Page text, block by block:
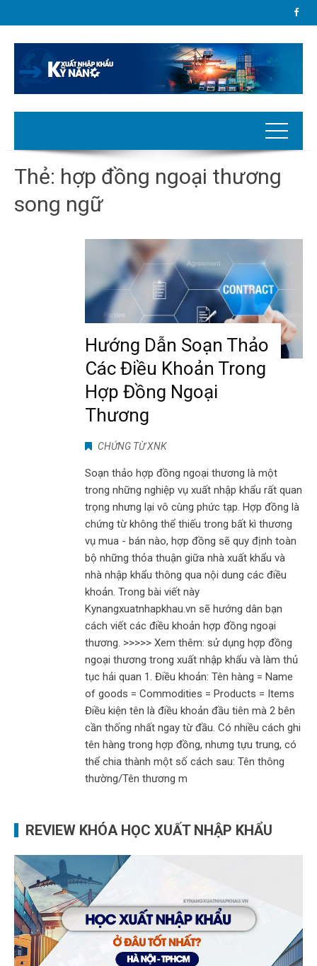
Thẻ: hợp đồng ngoại thương
song ngữ
Hướng Dẫn Soạn Thảo
Các Điều Khoản Trong
Hợp Đồng Ngoại
Thương
CHỨNG TỪ XNK
Soạn thảo hợp đồng ngoại thương là một
trong những nghiệp vụ xuất nhập khẩu rất quan
trọng nhưng lại vô cùng phức tạp. Hợp đồng là
chứng từ không thể thiếu trong bất kì thương
vụ mua - bán nào, hợp đồng sẽ quy định toàn
bộ những thỏa thuận giữa nhà xuất khẩu và
nhà nhập khẩu thông qua nội dung các điều
khoản. Trong bài viết này
Kynangxuatnhapkhau.vn sẽ hướng dân bạn
cách viết các điều khoản hợp đồng ngoại
thương. >>>>> Xem thêm: sử dụng hợp đồng
ngoại thương trong xuất nhập khẩu và làm thủ
tục hải quan 1. Điều khoản: Tên hàng = Name
of goods = Commodities = Products = Items
Điều kiện tên là điều khoản đầu tiên mà 2 bên
cần thống nhất ngay từ đầu. Có nhiều cách ghi
tên hàng trong hợp đồng, nhưng tựu trung, có
thể chia thành một số cách sau: Tên thông
thường/Tên thương m
REVIEW KHÓA HỌC XUẤT NHẬP KHẨU